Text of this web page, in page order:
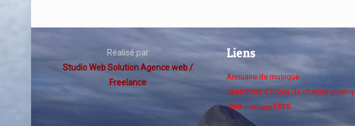
Réalisé par
Studio Web Solution Agence web /
Freelance
Liens
Annuaire de musique
Chambres d'hotes de charme giverny
RnB mixtape FREE